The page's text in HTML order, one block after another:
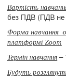
Вартість
без ПДВ (ПДВ не
Форма навчання
платформі Zoom
Термін навчання –
Будуть